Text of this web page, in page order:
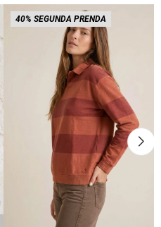
40% SEGUNDA PRENDA